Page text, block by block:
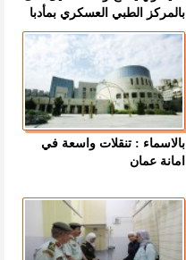
بالمركز الطبي العسكري بمأدبا
بالاسماء : تنقلات واسعة في
امانة عمان